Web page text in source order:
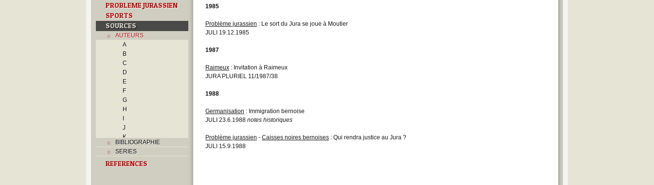
PROBLEME JURASSIEN
SPORTS
SOURCES
AUTEURS
A
B
C
D
E
F
G
H
I
J
K
L
M
N
BIBLIOGRAPHIE
SERIES
REFERENCES
1985
Problème jurassien : Le sort du Jura se joue à Moutier
JULI 19.12.1985
1987
Raimeux : Invitation à Raimeux
JURA PLURIEL 11/1987/38
1988
Germanisation : Immigration bernoise
JULI 23.6.1988 notes historiques
Problème jurassien - Caisses noires bernoises : Qui rendra justice au Jura ?
JULI 15.9.1988